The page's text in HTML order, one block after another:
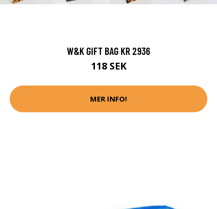
W&K GIFT BAG KR 2936
118 SEK
MER INFO!